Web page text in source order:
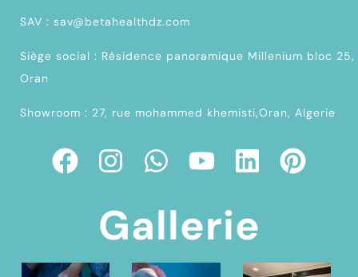
SAV : sav@betahealthdz.com
Siège social : Résidence panoramique Millenium bloc 25,
Oran
Showroom : 27, rue mohammed khemisti,Oran, Algerie
Gallerie